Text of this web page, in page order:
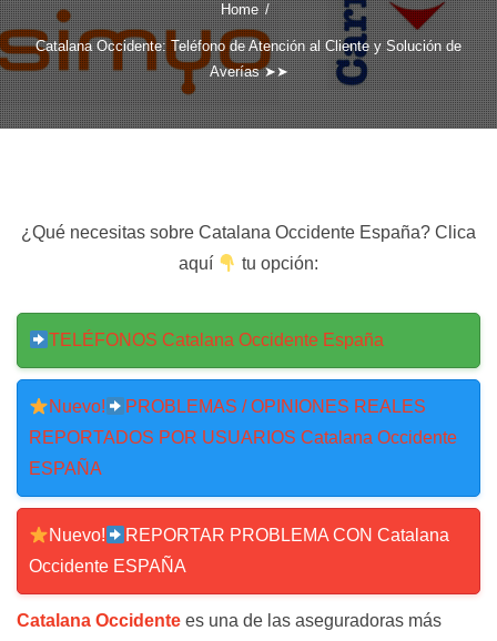
Home
Catalana Occidente: Teléfono de Atención al Cliente y Solución de
Averías ➤➤
¿Qué necesitas sobre Catalana Occidente España? Clica
aquí
tu opción:
TELÉFONOS Catalana Occidente España
Nuevo!
PROBLEMAS / OPINIONES REALES
REPORTADOS POR USUARIOS Catalana Occidente
ESPAÑA
Nuevo!
REPORTAR PROBLEMA CON Catalana
Occidente ESPAÑA
Catalana Occidente es una de las aseguradoras más